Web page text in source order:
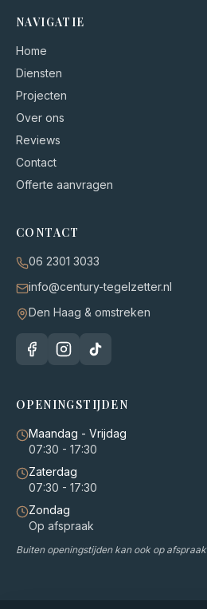
NAVIGATIE
Home
Diensten
Projecten
Over ons
Reviews
Contact
Offerte aanvragen
CONTACT
06 2301 3033
info@century-tegelzetter.nl
Den Haag & omstreken
OPENINGSTIJDEN
Maandag - Vrijdag
07:30 - 17:30
Zaterdag
07:30 - 17:30
Zondag
Op afspraak
Buiten openingstijden kan ook op afspraak